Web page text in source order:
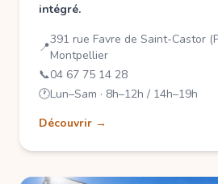
intégré.
📍
391 rue Favre de Saint-Castor
Montpellier
📞04 67 75 14 28
🕐Lun–Sam · 8h–12h / 14h–19h
Découvrir →